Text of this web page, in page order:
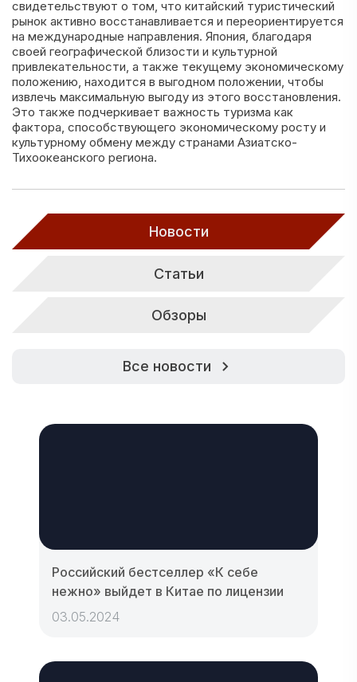
свидетельствуют о том, что китайский туристический
рынок активно восстанавливается и переориентируется
на международные направления. Япония, благодаря
своей географической близости и культурной
привлекательности, а также текущему экономическому
положению, находится в выгодном положении, чтобы
извлечь максимальную выгоду из этого восстановления.
Это также подчеркивает важность туризма как
фактора, способствующего экономическому росту и
культурному обмену между странами Азиатско-
Тихоокеанского региона.
Новости
Статьи
Обзоры
Все новости
Российский бестселлер «К себе
нежно» выйдет в Китае по лицензии
03.05.2024